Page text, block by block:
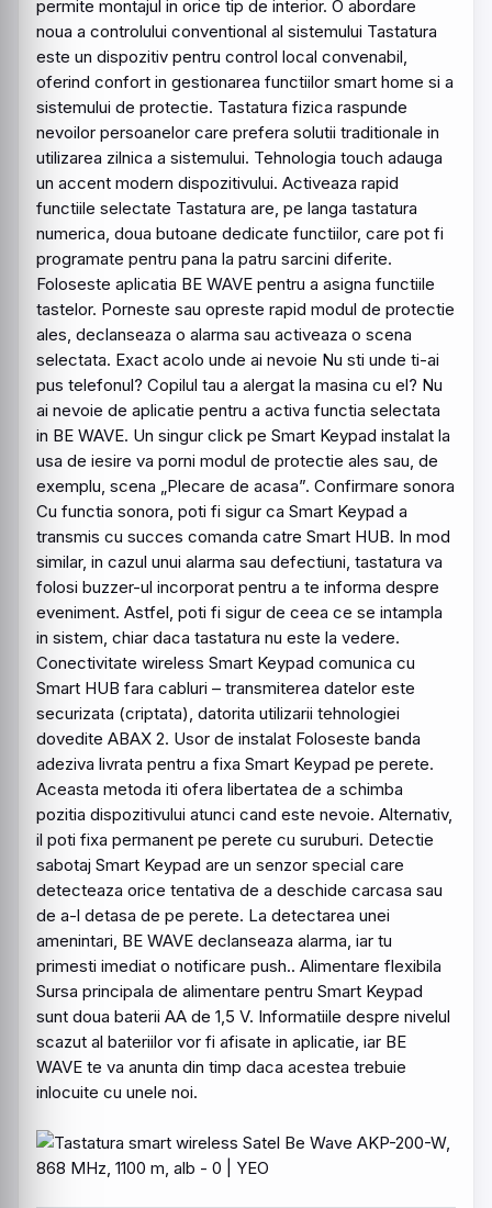
permite montajul in orice tip de interior. O abordare
noua a controlului conventional al sistemului Tastatura
este un dispozitiv pentru control local convenabil,
oferind confort in gestionarea functiilor smart home si a
sistemului de protectie. Tastatura fizica raspunde
nevoilor persoanelor care prefera solutii traditionale in
utilizarea zilnica a sistemului. Tehnologia touch adauga
un accent modern dispozitivului. Activeaza rapid
functiile selectate Tastatura are, pe langa tastatura
numerica, doua butoane dedicate functiilor, care pot fi
programate pentru pana la patru sarcini diferite.
Foloseste aplicatia BE WAVE pentru a asigna functiile
tastelor. Porneste sau opreste rapid modul de protectie
ales, declanseaza o alarma sau activeaza o scena
selectata. Exact acolo unde ai nevoie Nu sti unde ti-ai
pus telefonul? Copilul tau a alergat la masina cu el? Nu
ai nevoie de aplicatie pentru a activa functia selectata
in BE WAVE. Un singur click pe Smart Keypad instalat la
usa de iesire va porni modul de protectie ales sau, de
exemplu, scena „Plecare de acasa”. Confirmare sonora
Cu functia sonora, poti fi sigur ca Smart Keypad a
transmis cu succes comanda catre Smart HUB. In mod
similar, in cazul unui alarma sau defectiuni, tastatura va
folosi buzzer-ul incorporat pentru a te informa despre
eveniment. Astfel, poti fi sigur de ceea ce se intampla
in sistem, chiar daca tastatura nu este la vedere.
Conectivitate wireless Smart Keypad comunica cu
Smart HUB fara cabluri – transmiterea datelor este
securizata (criptata), datorita utilizarii tehnologiei
dovedite ABAX 2. Usor de instalat Foloseste banda
adeziva livrata pentru a fixa Smart Keypad pe perete.
Aceasta metoda iti ofera libertatea de a schimba
pozitia dispozitivului atunci cand este nevoie. Alternativ,
il poti fixa permanent pe perete cu suruburi. Detectie
sabotaj Smart Keypad are un senzor special care
detecteaza orice tentativa de a deschide carcasa sau
de a-l detasa de pe perete. La detectarea unei
amenintari, BE WAVE declanseaza alarma, iar tu
primesti imediat o notificare push.. Alimentare flexibila
Sursa principala de alimentare pentru Smart Keypad
sunt doua baterii AA de 1,5 V. Informatiile despre nivelul
scazut al bateriilor vor fi afisate in aplicatie, iar BE
WAVE te va anunta din timp daca acestea trebuie
inlocuite cu unele noi.